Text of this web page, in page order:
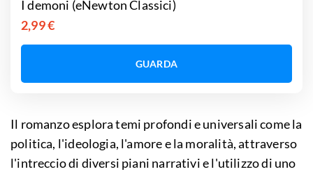
I demoni (eNewton Classici)
2,99 €
GUARDA
Il romanzo esplora temi profondi e universali come la
politica, l'ideologia, l'amore e la moralità, attraverso
l'intreccio di diversi piani narrativi e l'utilizzo di uno